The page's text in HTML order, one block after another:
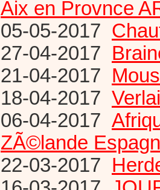
Aix en Provnce
05-05-2017
27-04-2017
21-04-2017
18-04-2017
06-04-2017
ZÃ©lande
22-03-2017